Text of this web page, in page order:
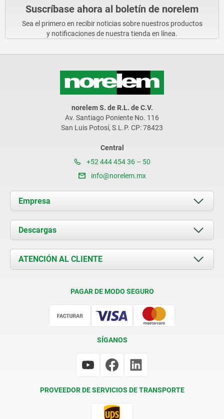
Suscríbase ahora al boletín de norelem
Sea el primero en recibir noticias sobre nuestros productos
y notificaciones de nuestra tienda en línea.
norelem S. de R.L. de C.V.
Av. Santiago Poniente No. 116
San Luis Potosí, S.L.P. CP: 78423
Central
+52 444 454 36 – 50
info@norelem.mx
Empresa
Acerca de nosotros
Novedades
Contacto
Descargas
Documents
ATENCIÓN AL CLIENTE
PAGAR DE MODO SEGURO
SÍGANOS
PROVEEDOR DE SERVICIOS DE TRANSPORTE